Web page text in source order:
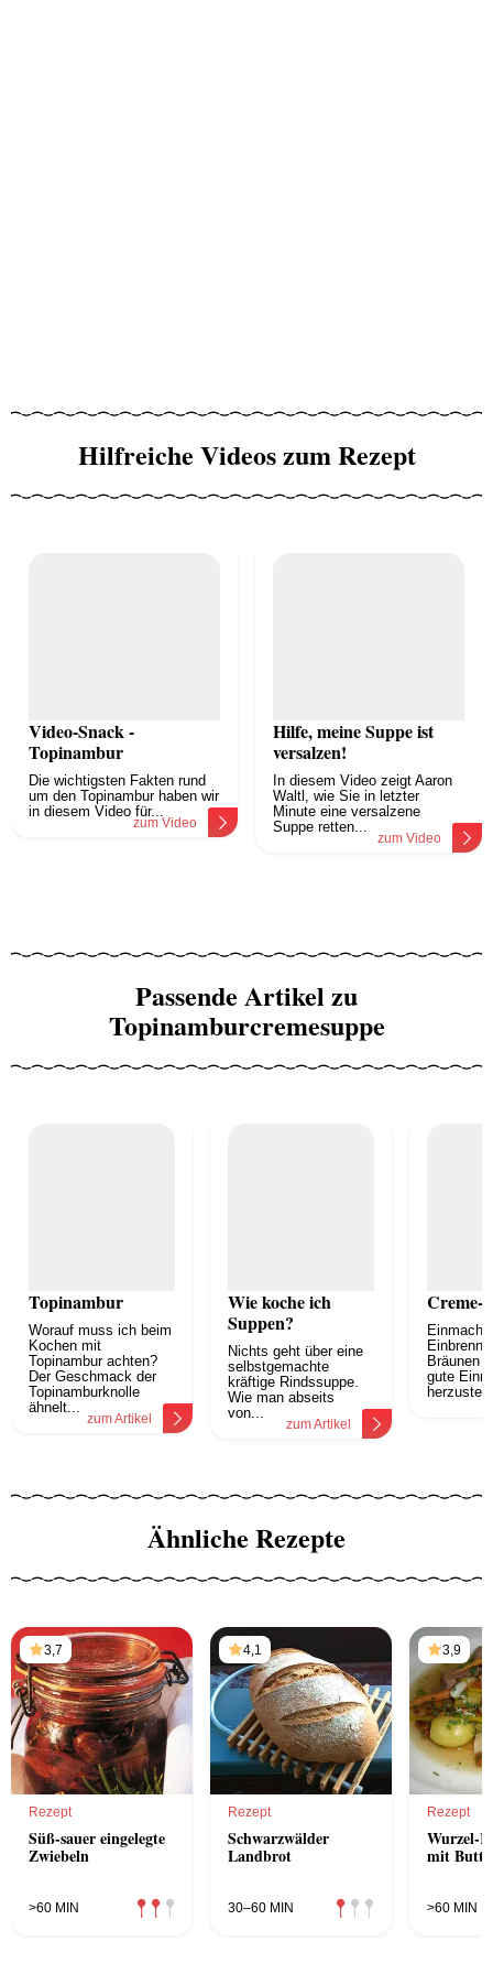
Hilfreiche Videos zum Rezept
Video-Snack -
Topinambur
Die wichtigsten Fakten rund
um den Topinambur haben wir
in diesem Video für...
zum Video
Hilfe, meine Suppe ist
versalzen!
In diesem Video zeigt Aaron
Waltl, wie Sie in letzter
Minute eine versalzene
Suppe retten...
zum Video
Passende Artikel zu
Topinamburcremesuppe
Topinambur
Worauf muss ich beim
Kochen mit
Topinambur achten?
Der Geschmack der
Topinamburknolle
ähnelt...
zum Artikel
Wie koche ich
Suppen?
Nichts geht über eine
selbstgemachte
kräftige Rindssuppe.
Wie man abseits
von...
zum Artikel
Creme-
Einmach-
Bräunen
gute
Ähnliche Rezepte
3,7
Rezept
Süß-sauer eingelegte
Zwiebeln
>60 MIN
4,1
Rezept
Schwarzwälder
Landbrot
30–60 MIN
3,9
Rezept
Wurzel-
mit
>60 MIN